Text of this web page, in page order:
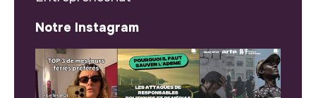
Notre Instagram